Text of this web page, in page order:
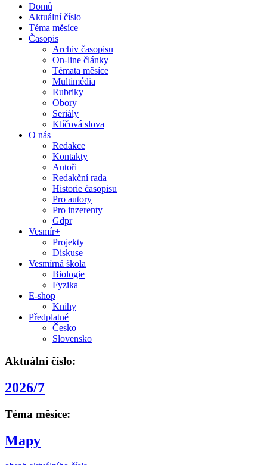
Domů
Aktuální číslo
Téma měsíce
Časopis
Archiv časopisu
On-line články
Témata měsíce
Multimédia
Rubriky
Obory
Seriály
Klíčová slova
O nás
Redakce
Kontakty
Autoři
Redakční rada
Historie časopisu
Pro autory
Pro inzerenty
Gdpr
Vesmír+
Projekty
Diskuse
Vesmírná škola
Biologie
Fyzika
E-shop
Knihy
Předplatné
Česko
Slovensko
Aktuální číslo:
2026/7
Téma měsíce:
Mapy